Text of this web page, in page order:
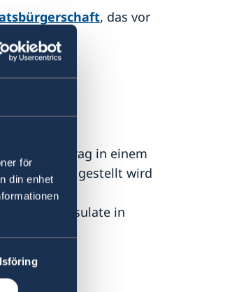
för
din enhet
, das vor
der Antrag in einem
München gestellt wird
in